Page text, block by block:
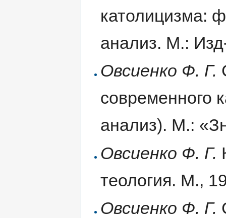
католицизма:
анализ. М.:
Овсиенко Ф. Г.
современного
анализ). М.:
Овсиенко Ф. Г.
теология. М.,
Овсиенко Ф. Г.